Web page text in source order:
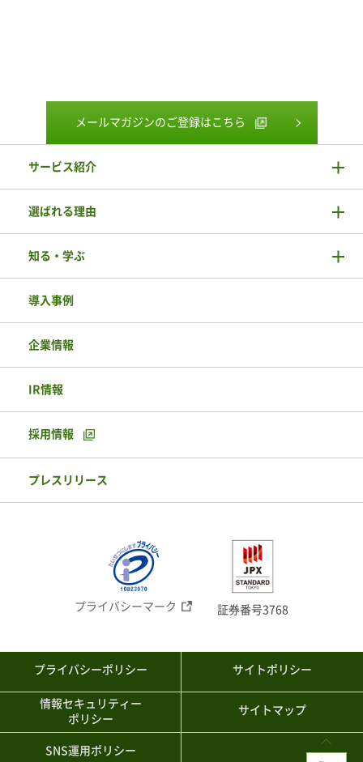
メールマガジンのご登録はこちら
サービス紹介
選ばれる理由
知る・学ぶ
導入事例
企業情報
IR情報
採用情報
プレスリリース
プライバシーマーク 証券番号3768
プライバシーポリシー
情報セキュリティー
ポリシー
SNS運用ポリシー
サイトポリシー
サイトマップ